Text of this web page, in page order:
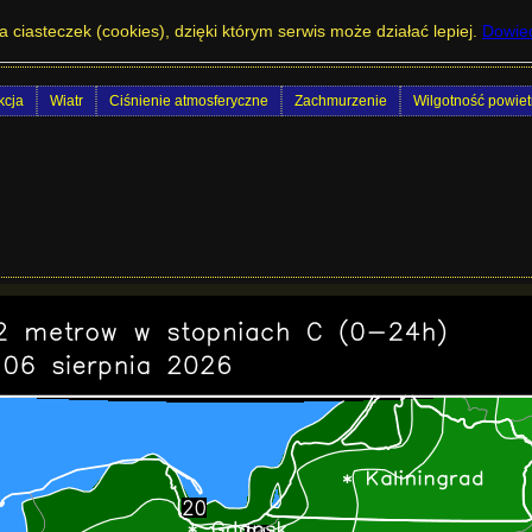
temperatury średnie oraz w czasie
Wiatr Ciśnienie atmosferyczne Zachmurzenie Wilgotność
ciasteczek (cookies), dzięki którym serwis może działać lepiej.